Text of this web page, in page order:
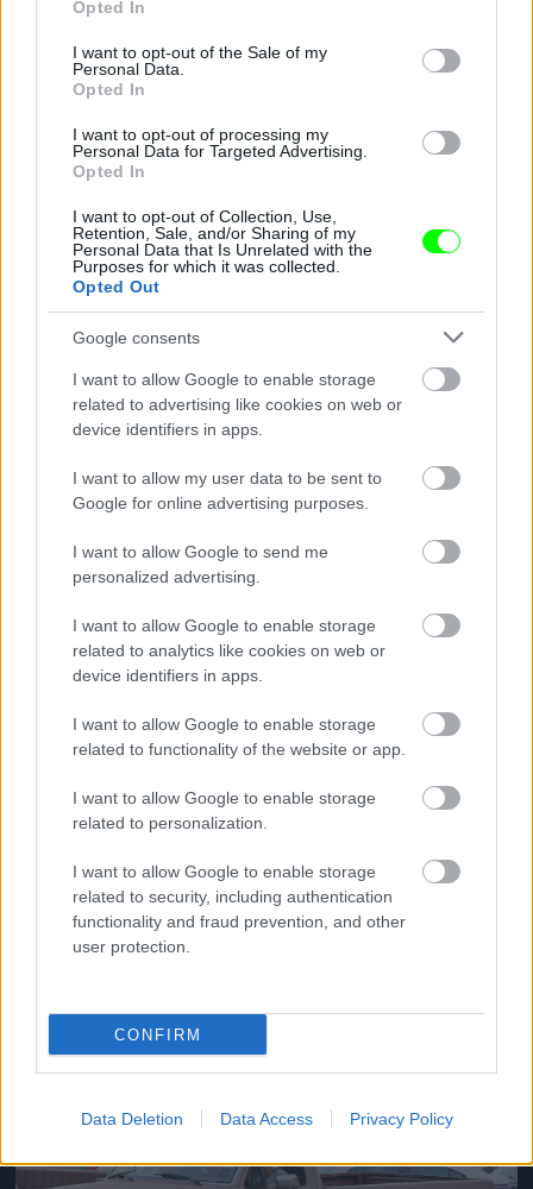
use your data for below specified purposes in below Google
consent section.
Opted In
I want to opt-out of the Sale of my
Personal Data.
Opted In
I want to opt-out of processing my
Personal Data for Targeted Advertising.
Opted In
I want to opt-out of Collection, Use,
Retention, Sale, and/or Sharing of my
Personal Data that Is Unrelated with the
Purposes for which it was collected.
Opted Out
Google consents
I want to allow Google to enable storage
related to advertising like cookies on web or
device identifiers in apps.
I want to allow my user data to be sent to
Google for online advertising purposes.
I want to allow Google to send me
personalized advertising.
I want to allow Google to enable storage
related to analytics like cookies on web or
device identifiers in apps.
I want to allow Google to enable storage
related to functionality of the website or app.
I want to allow Google to enable storage
related to personalization.
I want to allow Google to enable storage
related to security, including authentication
functionality and fraud prevention, and other
user protection.
CONFIRM
Data Deletion Data Access Privacy Policy
Házi készítésű BLM-szlogenek Billie Eilish kocsiján.
Fotó: TheImageDirect.com / Northfoto
Jön még kép!
Remekül illik a koncepcióba, hogy maga az autó is
fekete!
Fotó: TheImageDirect.com / Northfoto
Jön még kép!